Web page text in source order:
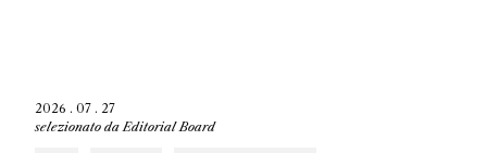
2026 . 07 . 27
selezionato da Editorial Board